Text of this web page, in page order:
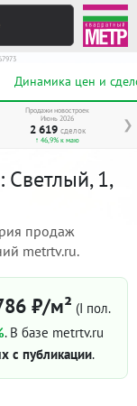
Динамика цен и
❯
Продажи новостроек
Июнь 2026
2 619 сделок
↑ 46,9% к маю
1,
продаж
metrtv.ru.
₽/м² (I пол.
. В базе metrtv.ru
с публикации.